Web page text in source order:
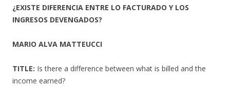
¿EXISTE DIFERENCIA ENTRE LO FACTURADO Y LOS
INGRESOS DEVENGADOS?
MARIO ALVA MATTEUCCI
TITLE: Is there a difference between what is billed and the
income earned?